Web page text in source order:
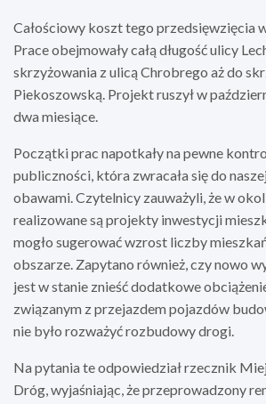
Całościowy koszt tego przedsięwzięcia
Prace obejmowały całą długość ulicy
skrzyżowania z ulicą Chrobrego aż do
Piekoszowską. Projekt ruszył w
dwa miesiące.
Początki prac napotkały na pewne
publiczności, która zwracała się do
obawami. Czytelnicy zauważyli, że w
realizowane są projekty inwestycji
mogło sugerować wzrost liczby
obszarze. Zapytano również, czy nowo
jest w stanie znieść dodatkowe
związanym z przejazdem pojazdów
nie było rozważyć rozbudowy drogi.
Na pytania te odpowiedział rzecznik
Dróg, wyjaśniając, że przeprowadzony